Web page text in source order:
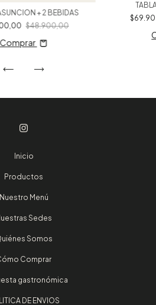
+ 2 BEBIDAS
$48.900,00
Comprar
Inicio
Productos
Nuestro Menú
Sedes
Somos
Comprar
gastronómica
DE ENVIOS